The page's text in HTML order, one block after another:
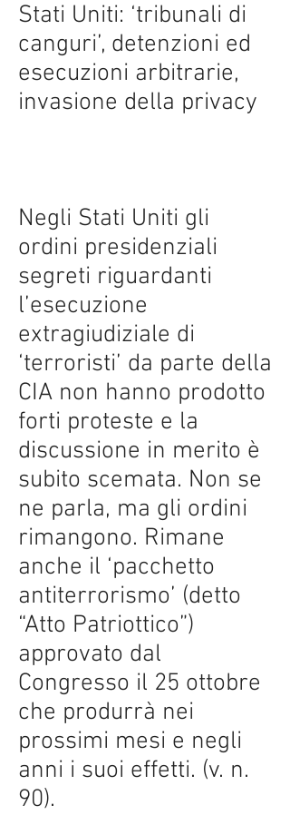
Stati Uniti: ‘tribunali di
canguri’, detenzioni ed
esecuzioni arbitrarie,
invasione della privacy
Negli Stati Uniti gli
ordini presidenziali
segreti riguardanti
l’esecuzione
extragiudiziale di
‘terroristi’ da parte della
CIA non hanno prodotto
forti proteste e la
discussione in merito è
subito scemata. Non se
ne parla, ma gli ordini
rimangono. Rimane
anche il ‘pacchetto
antiterrorismo’ (detto
“Atto Patriottico”)
approvato dal
Congresso il 25 ottobre
che produrrà nei
prossimi mesi e negli
anni i suoi effetti. (v. n.
90).